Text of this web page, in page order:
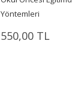
Yöntemleri
550,00 TL